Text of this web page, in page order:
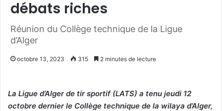
débats riches
Réunion du Collège technique de la Ligue
d’Alger
octobre 13, 2023 315 2 minutes de lecture
La Ligue d’Alger de tir sportif (LATS) a tenu jeudi 12
octobre dernier le Collège technique de la wilaya d’Alger,